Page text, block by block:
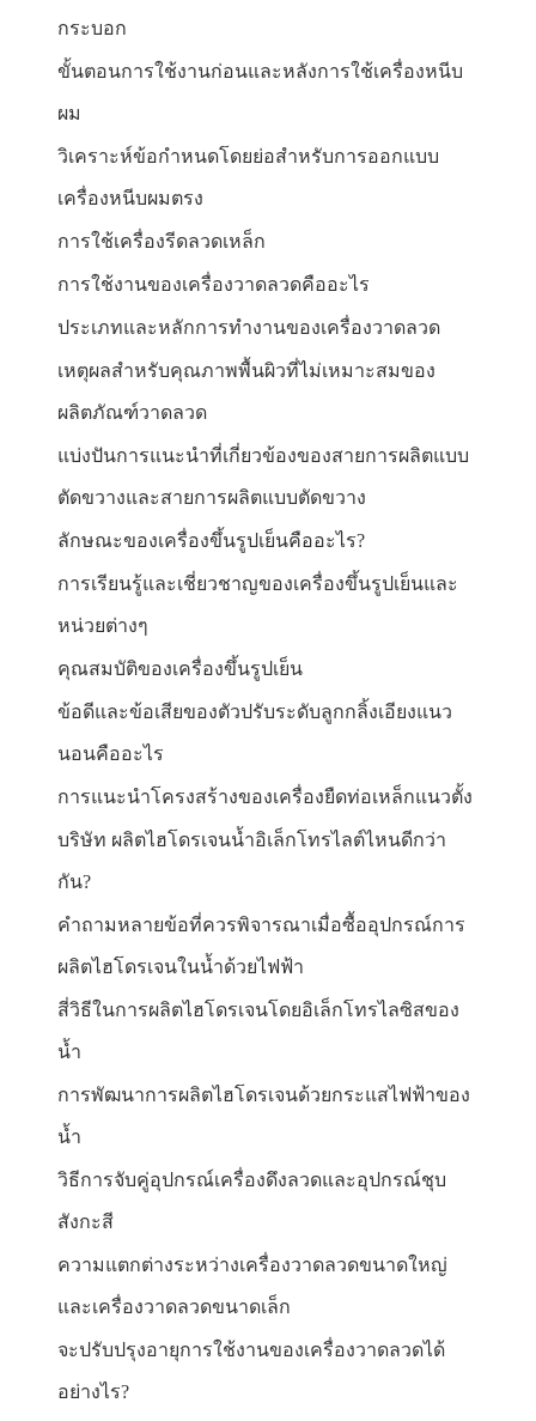
กระบอก
ขั้นตอนการใช้งานก่อนและหลังการใช้เครื่องหนีบ
ผม
วิเคราะห์ข้อกำหนดโดยย่อสำหรับการออกแบบ
เครื่องหนีบผมตรง
การใช้เครื่องรีดลวดเหล็ก
การใช้งานของเครื่องวาดลวดคืออะไร
ประเภทและหลักการทำงานของเครื่องวาดลวด
เหตุผลสำหรับคุณภาพพื้นผิวที่ไม่เหมาะสมของ
ผลิตภัณฑ์วาดลวด
แบ่งปันการแนะนำที่เกี่ยวข้องของสายการผลิตแบบ
ตัดขวางและสายการผลิตแบบตัดขวาง
ลักษณะของเครื่องขึ้นรูปเย็นคืออะไร?
การเรียนรู้และเชี่ยวชาญของเครื่องขึ้นรูปเย็นและ
หน่วยต่างๆ
คุณสมบัติของเครื่องขึ้นรูปเย็น
ข้อดีและข้อเสียของตัวปรับระดับลูกกลิ้งเอียงแนว
นอนคืออะไร
การแนะนำโครงสร้างของเครื่องยืดท่อเหล็กแนวตั้ง
บริษัท ผลิตไฮโดรเจนน้ำอิเล็กโทรไลต์ไหนดีกว่า
กัน?
คำถามหลายข้อที่ควรพิจารณาเมื่อซื้ออุปกรณ์การ
ผลิตไฮโดรเจนในน้ำด้วยไฟฟ้า
สี่วิธีในการผลิตไฮโดรเจนโดยอิเล็กโทรไลซิสของ
น้ำ
การพัฒนาการผลิตไฮโดรเจนด้วยกระแสไฟฟ้าของ
น้ำ
วิธีการจับคู่อุปกรณ์เครื่องดึงลวดและอุปกรณ์ชุบ
สังกะสี
ความแตกต่างระหว่างเครื่องวาดลวดขนาดใหญ่
และเครื่องวาดลวดขนาดเล็ก
จะปรับปรุงอายุการใช้งานของเครื่องวาดลวดได้
อย่างไร?